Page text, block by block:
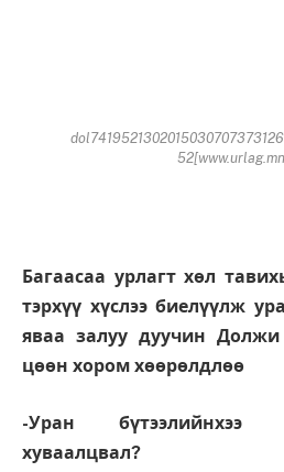
Багаасаа урлагт хөл
тэрхүү хүслээ биелүүлж
яваа залуу дуучин
цөөн хором хөөрөлдлөө
-Уран бүтээлийнхээ
хуваалцвал?